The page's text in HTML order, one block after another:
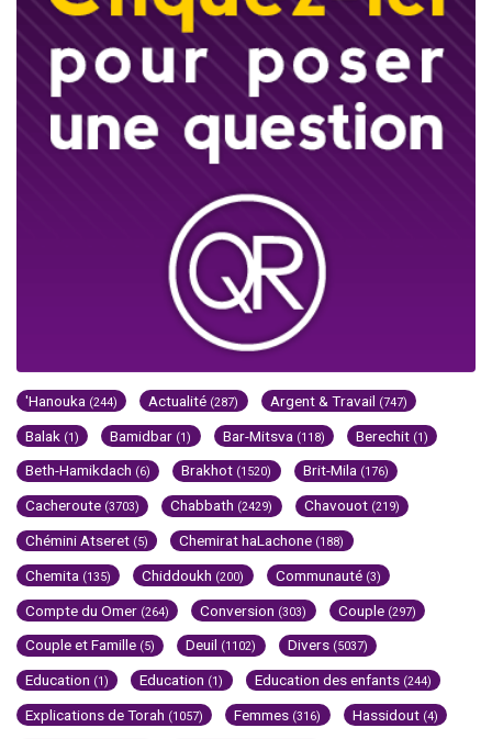
'Hanouka (244) Actualité (287) Argent & Travail (747)
Balak (1) Bamidbar (1) Bar-Mitsva (118) Berechit (1)
Beth-Hamikdach (6) Brakhot (1520) Brit-Mila (176)
Cacheroute (3703) Chabbath (2429) Chavouot (219)
Chémini Atseret (5) Chemirat haLachone (188)
Chemita (135) Chiddoukh (200) Communauté (3)
Compte du Omer (264) Conversion (303) Couple (297)
Couple et Famille (5) Deuil (1102) Divers (5037)
Education (1) Education (1) Education des enfants (244)
Explications de Torah (1057) Femmes (316) Hassidout (4)